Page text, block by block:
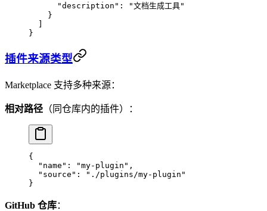
      "description"
:
"文档生成工具"
    }
  ]
}
插件来源类型
Marketplace 支持多种来源：
相对路径 （同仓库内的插件）：
{
  "name"
: "my-plugin" ,
  "source"
:
"./plugins/my-plugin"
}
GitHub 仓库：